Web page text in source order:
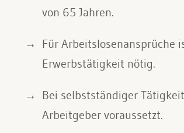
von 65 Jahren.
Für Arbeitslosenansprüche
Erwerbstätigkeit nötig.
Bei selbstständiger
Arbeitgeber voraussetzt.